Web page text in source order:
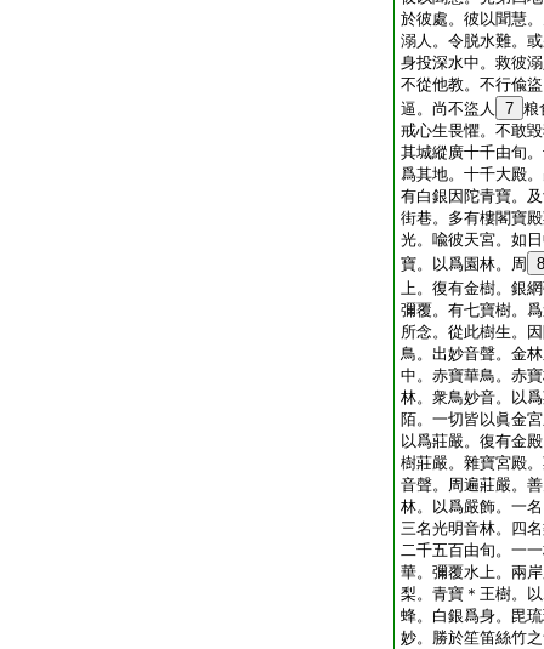
於彼處。彼以聞慧
溺人。令脱水難。
身投深水中。救彼
不從他教。不行偸
逼。尚不盜人
7 粮
戒心生畏懼。不敢
其城縱廣十千由旬
爲其地。十千大殿
有白銀因陀青寶。
街巷。多有樓閣寶
光。喩彼天宮。如
寶。以爲園林。周
8
上。復有金樹。銀
彌覆。有七寶樹。
所念。從此樹生。
鳥。出妙音聲。金
中。赤寶華鳥。赤
林。衆鳥妙音。以
陌。一切皆以眞金
以爲莊嚴。復有金
樹莊嚴。雜寶宮殿
音聲。周遍莊嚴。
林。以爲嚴飾。一
三名光明音林。四
二千五百由旬。一
華。彌覆水上。兩
梨。青寶＊王樹。
蜂。白銀爲身。毘
妙。勝於笙笛絲竹